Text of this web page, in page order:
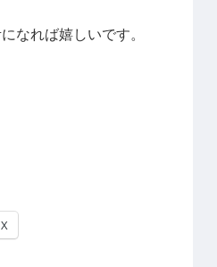
なれば嬉しいです。
X